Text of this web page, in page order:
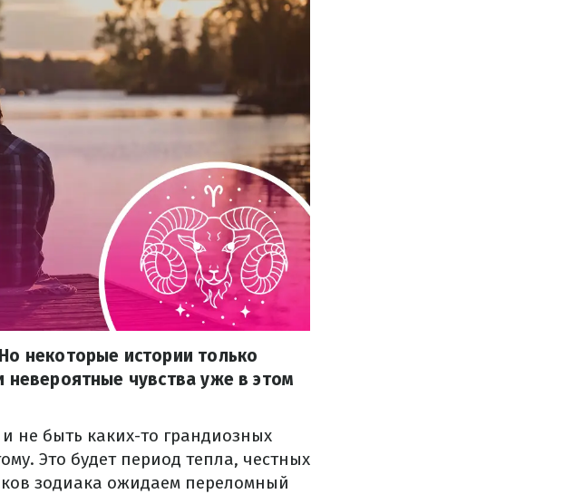
некоторые истории только
невероятные чувства уже в этом
не быть каких-то грандиозных
Это будет период тепла, честных
зодиака ожидаем переломный